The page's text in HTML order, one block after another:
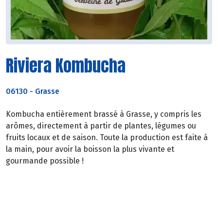
Riviera Kombucha
06130 - Grasse
Kombucha entièrement brassé à Grasse, y compris les
arômes, directement à partir de plantes, légumes ou
fruits locaux et de saison. Toute la production est faite à
la main, pour avoir la boisson la plus vivante et
gourmande possible !